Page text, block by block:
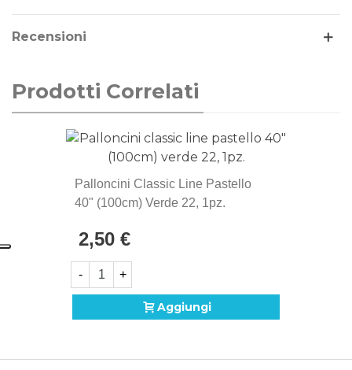
Gonfiaggio: aria o elio
rendendoli una scelta ideale per ogni evento.
Perfetti per decorazioni di piccole e grandi
dimensioni, offrono qualità e versatilità in ogni
occasione.
La linea di palloncini Classic Line sono gli storici
palloncini Rocca Fun Factory, prodotti in Italia dal
1902. Si distinguono per la qualità eccezionale e la
artigianale e attenzione ai dettagli.
Recensioni
Prodotti Correlati
Palloncini Classic Line Pastello
40" (100cm) Verde 22, 1pz.
2,50 €
- +
Aggiungi